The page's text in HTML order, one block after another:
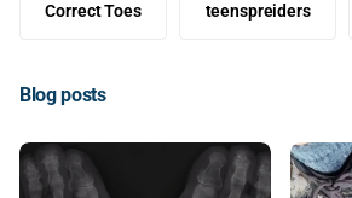
Correct Toes teenspreiders
Blog posts